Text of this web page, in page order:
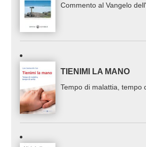
Commento al Vangelo
TIENIMI LA MANO
Tempo di malattia, tempo